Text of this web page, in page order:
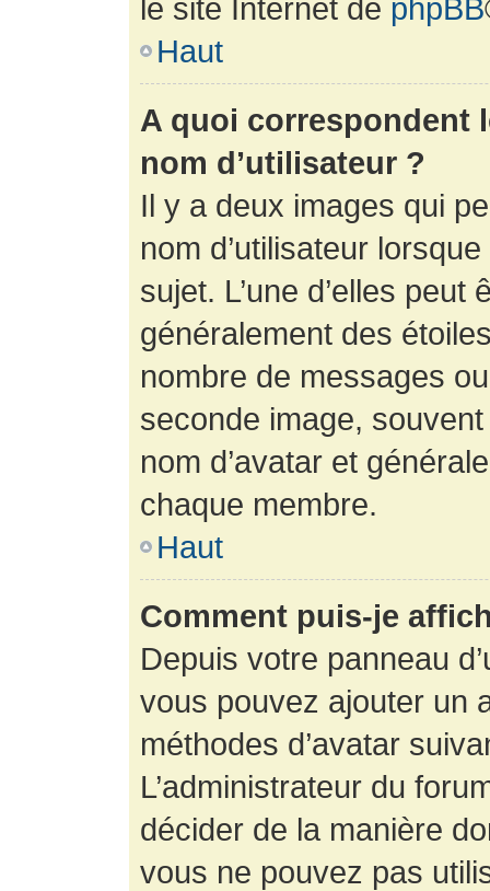
le site Internet de phpBB
Haut
A quoi correspondent
nom d’utilisateur ?
Il y a deux images qui
nom d’utilisateur
sujet. L’une d’elles
généralement des
nombre de messages
seconde image,
nom d’avatar et
chaque membre.
Haut
Comment puis-je
Depuis votre panneau
vous pouvez ajouter un
méthodes d’avatar
L’administrateur du
décider de la manière
vous ne pouvez pas